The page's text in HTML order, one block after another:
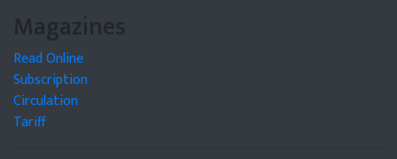
Magazines
Read Online
Subscription
Circulation
Tariff